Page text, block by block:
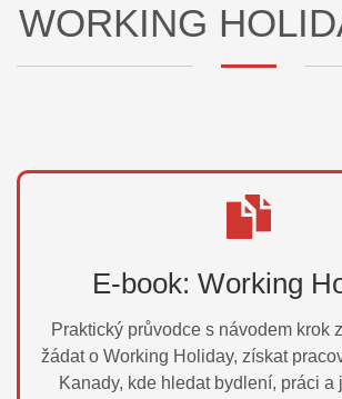
WORKING
E-book: Working
Praktický průvodce s návodem krok
žádat o Working Holiday, získat
Kanady, kde hledat bydlení, práci a